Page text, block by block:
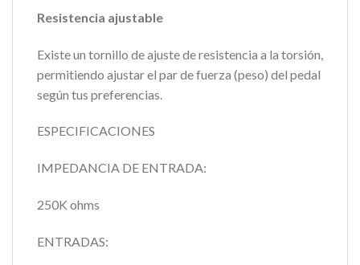
Resistencia ajustable
Existe un tornillo de ajuste de resistencia a la torsión,
permitiendo ajustar el par de fuerza (peso) del pedal
según tus preferencias.
ESPECIFICACIONES
IMPEDANCIA DE ENTRADA:
250K ohms
ENTRADAS: